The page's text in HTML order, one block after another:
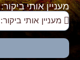
מעניין אותי ביקור: